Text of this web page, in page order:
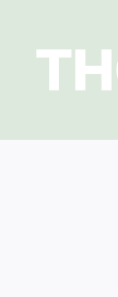
springen